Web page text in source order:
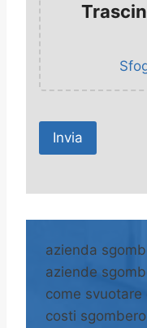
A
e
n
a
azienda
aziende
come svuotare
costi